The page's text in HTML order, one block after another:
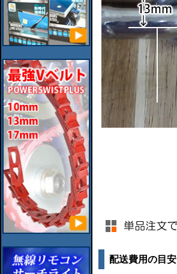
配送費用の目安